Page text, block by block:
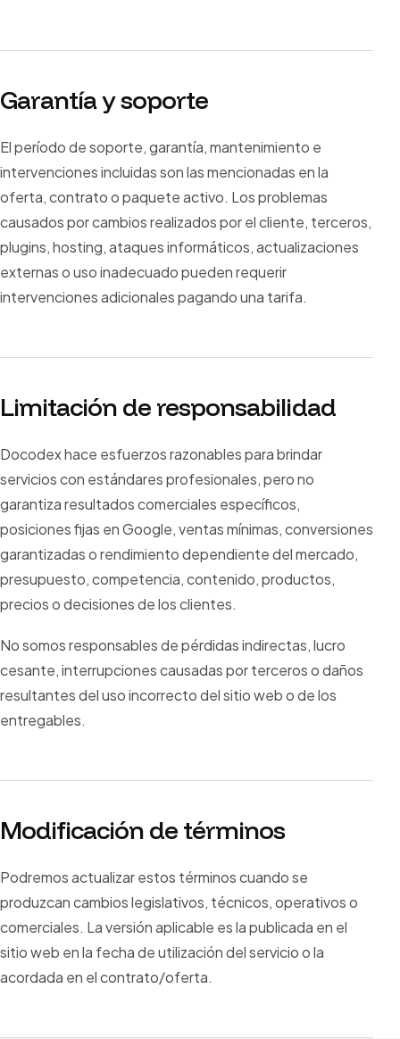
Garantía y soporte
El período de soporte, garantía, mantenimiento e
intervenciones incluidas son las mencionadas en la
oferta, contrato o paquete activo. Los problemas
causados ​​por cambios realizados por el cliente, terceros,
plugins, hosting, ataques informáticos, actualizaciones
externas o uso inadecuado pueden requerir
intervenciones adicionales pagando una tarifa.
Limitación de responsabilidad
Docodex hace esfuerzos razonables para brindar
servicios con estándares profesionales, pero no
garantiza resultados comerciales específicos,
posiciones fijas en Google, ventas mínimas, conversiones
garantizadas o rendimiento dependiente del mercado,
presupuesto, competencia, contenido, productos,
precios o decisiones de los clientes.
No somos responsables de pérdidas indirectas, lucro
cesante, interrupciones causadas por terceros o daños
resultantes del uso incorrecto del sitio web o de los
entregables.
Modificación de términos
Podremos actualizar estos términos cuando se
produzcan cambios legislativos, técnicos, operativos o
comerciales. La versión aplicable es la publicada en el
sitio web en la fecha de utilización del servicio o la
acordada en el contrato/oferta.